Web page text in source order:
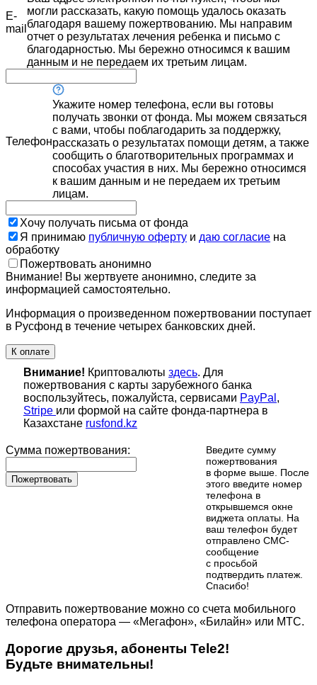
E-
mail
могли рассказать, какую помощь удалось оказать
благодаря вашему пожертвованию. Мы направим
отчет о результатах лечения ребенка и письмо с
благодарностью. Мы бережно относимся к вашим
данным и не передаем их третьим лицам.
Телефон
Укажите номер телефона, если вы готовы
получать звонки от фонда. Мы можем связаться
с вами, чтобы поблагодарить за поддержку,
рассказать о результатах помощи детям, а также
сообщить о благотворительных программах и
способах участия в них. Мы бережно относимся
к вашим данным и не передаем их третьим
лицам.
Хочу получать письма от фонда
Я принимаю публичную оферту и даю согласие на
обработку
Пожертвовать анонимно
Внимание! Вы жертвуете анонимно, следите за
информацией самостоятельно.
Информация о произведенном пожертвовании поступает
в Русфонд в течение четырех банковских дней.
К оплате
Внимание! Криптовалюты здесь. Для
пожертвования с карты зарубежного банка
воспользуйтесь, пожалуйста, сервисами PayPal ,
Stripe или формой на сайте фонда-партнера в
Казахстане rusfond.kz
Сумма пожертвования:
Пожертвовать
Введите сумму
пожертвования
в форме выше. После
этого введите номер
телефона в
открывшемся окне
виджета оплаты. На
ваш телефон будет
отправлено СМС-
сообщение
с просьбой
подтвердить платеж.
Cпасибо!
Отправить пожертвование можно со счета мобильного
телефона оператора — «Мегафон», «Билайн» или МТС.
Дорогие друзья, абоненты Tele2!
Будьте внимательны!